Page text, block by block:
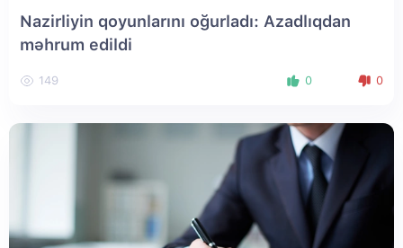
Nazirliyin qoyunlarını oğurladı: Azadlıqdan
məhrum edildi
149 0 0